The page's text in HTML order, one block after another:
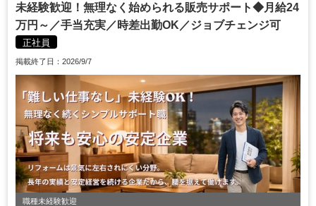
未経験歓迎！無理なく始められる販売サポート◆月給24
万円～／手当充実／時差出勤OK／ジョブチェンジ可
正社員
掲載終了日：2026/9/7
職種未経験歓迎